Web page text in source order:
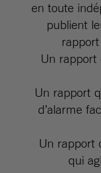
en toute
publient
Un rapport
Un rapport
d’alarme
Un rapport
qui